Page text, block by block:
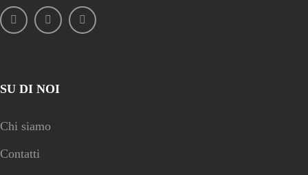
SU DI NOI
Chi siamo
Contatti